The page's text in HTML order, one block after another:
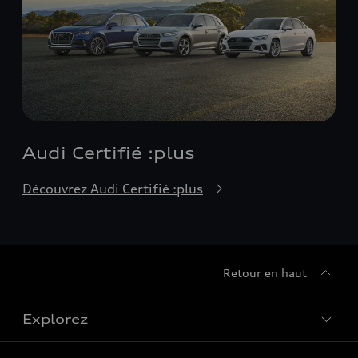
Audi Certifié :plus
Découvrez Audi Certifié :plus
Retour en haut
Explorez